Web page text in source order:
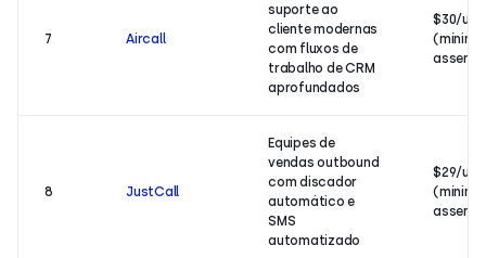
7 Aircall
suporte ao
cliente modernas
com fluxos de
trabalho de CRM
aprofundados
$30/
(mínimo
8 JustCall
Equipes de
vendas outbound
com discador
automático e
SMS
automatizado
$29/
(mínimo